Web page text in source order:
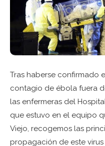
Tras haberse confirmado
contagio de ébola fuera
las enfermeras del
que estuvo en el equipo
Viejo, recogemos las
propagación de este